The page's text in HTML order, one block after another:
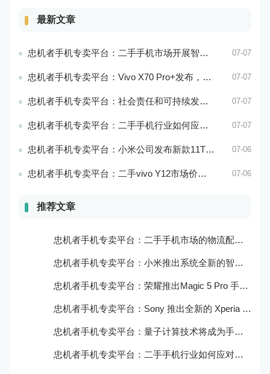
最新文章
忠机者手机专卖平台：二手手机市场开展智能化运营，优化市场流程和效率 07-07
忠机者手机专卖平台：Vivo X70 Pro+发布，搭载超强的拍照能力和高效的处理器 07-07
忠机者手机专卖平台：社会责任和可持续发展是二手手机行业发展的关键 07-07
忠机者手机专卖平台：二手手机行业如何应对环境保护的责任 07-07
忠机者手机专卖平台：小米公司发布新款11T Pro手机，搭载120W快充技术 07-06
忠机者手机专卖平台：二手vivo Y12市场价格相对稳定 07-06
推荐文章
忠机者手机专卖平台：二手手机市场的物流配送和出售方式
忠机者手机专卖平台：小米推出系统全新的智能厨房
忠机者手机专卖平台：荣耀推出Magic 5 Pro 手机，搭载麒麟9000处理器和5000万像素主摄像头
忠机者手机专卖平台：Sony 推出全新的 Xperia 1 III 手机，展现出卓越的技术和品质
忠机者手机专卖平台：量子计算技术将成为手机行业的新的发展方向
忠机者手机专卖平台：二手手机行业如何应对生态系统的要求